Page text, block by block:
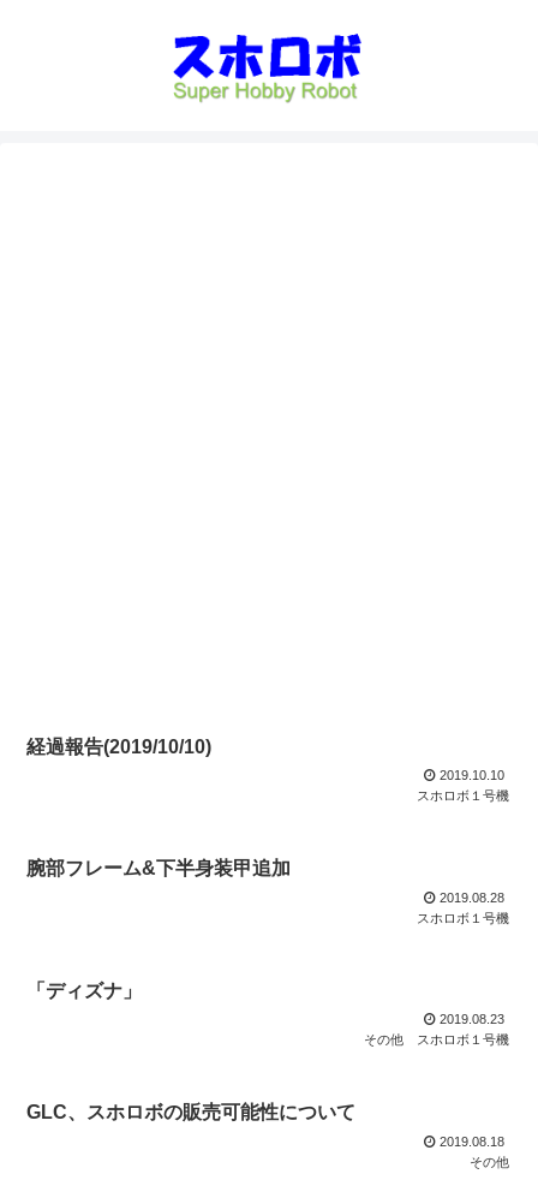
経過報告(2019/10/10)
2019.10.10
スホロボ１号機
腕部フレーム&下半身装甲追加
2019.08.28
スホロボ１号機
「ディズナ」
2019.08.23
その他
スホロボ１号機
GLC、スホロボの販売可能性について
2019.08.18
その他